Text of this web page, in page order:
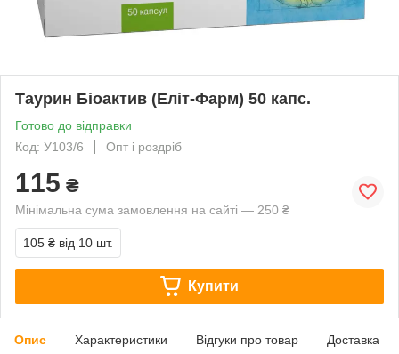
Таурин Біоактив (Еліт-Фарм) 50 капс.
Готово до відправки
Код: У103/6
Опт і роздріб
115 ₴
Мінімальна сума замовлення на сайті — 250 ₴
105 ₴ від 10 шт.
Купити
Опис Характеристики Відгуки про товар Доставка